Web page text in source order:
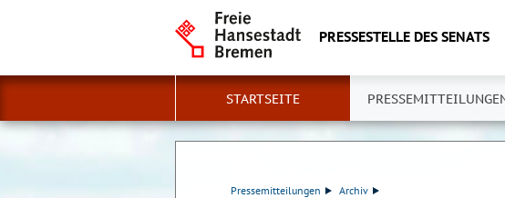
PRESSESTELLE DES SENATS
STARTSEITE
Pressemitteilungen Archiv